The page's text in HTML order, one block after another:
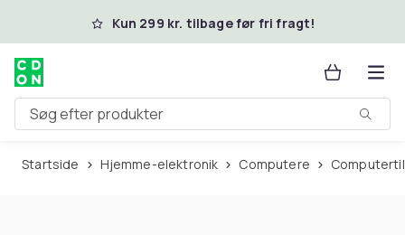
Spring til hovedindhold
Kun 299 kr. tilbage før fri fragt!
Søg efter produkter
Startside Hjemme-elektronik Computere